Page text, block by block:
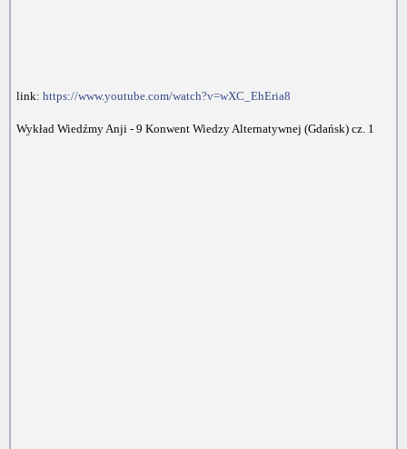
link: https://www.youtube.com/watch?v=wXC_EhEria8
Wykład Wiedźmy Anji - 9 Konwent Wiedzy Alternatywnej (Gdańsk) cz. 1